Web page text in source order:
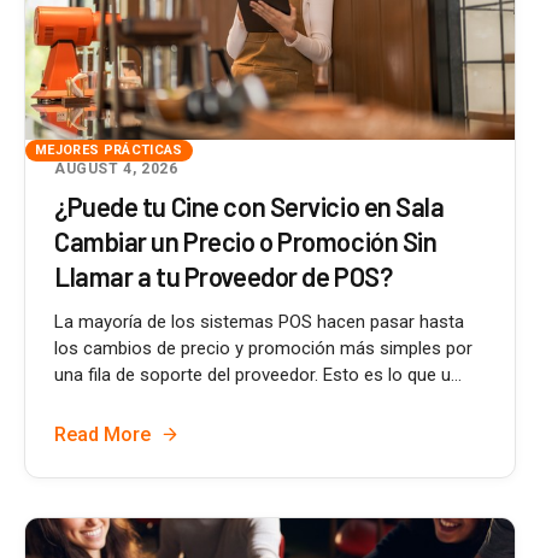
MEJORES PRÁCTICAS
AUGUST 4, 2026
¿Puede tu Cine con Servicio en Sala
Cambiar un Precio o Promoción Sin
Llamar a tu Proveedor de POS?
La mayoría de los sistemas POS hacen pasar hasta
los cambios de precio y promoción más simples por
una fila de soporte del proveedor. Esto es lo que u...
Read More